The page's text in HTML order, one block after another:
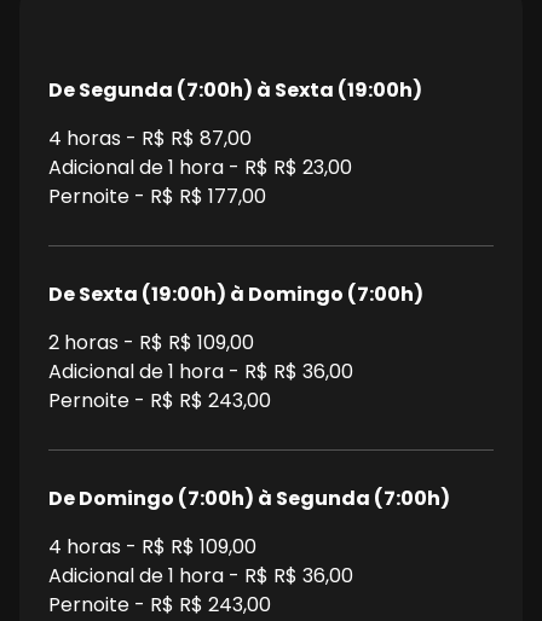
De Segunda (7:00h) à Sexta (19:00h)
4 horas - R$ R$ 87,00
Adicional de 1 hora - R$ R$ 23,00
Pernoite - R$ R$ 177,00
De Sexta (19:00h) à Domingo (7:00h)
2 horas - R$ R$ 109,00
Adicional de 1 hora - R$ R$ 36,00
Pernoite - R$ R$ 243,00
De Domingo (7:00h) à Segunda (7:00h)
4 horas - R$ R$ 109,00
Adicional de 1 hora - R$ R$ 36,00
Pernoite - R$ R$ 243,00